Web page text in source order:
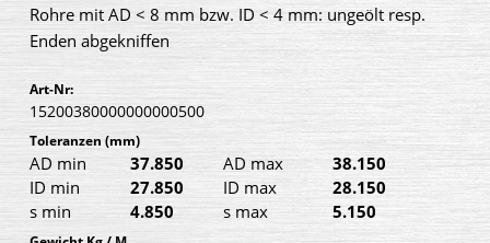
Rohre mit AD < 8 mm bzw. ID < 4 mm: ungeölt resp.
Enden abgekniffen
Art-Nr:
15200380000000000500
Toleranzen (mm)
AD min 37.850 AD max
38.150
ID min
27.850 ID max
28.150
s min
4.850 s max 5.150